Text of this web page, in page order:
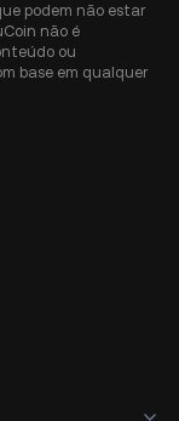
podem não estar
não é
ou
base em qualquer